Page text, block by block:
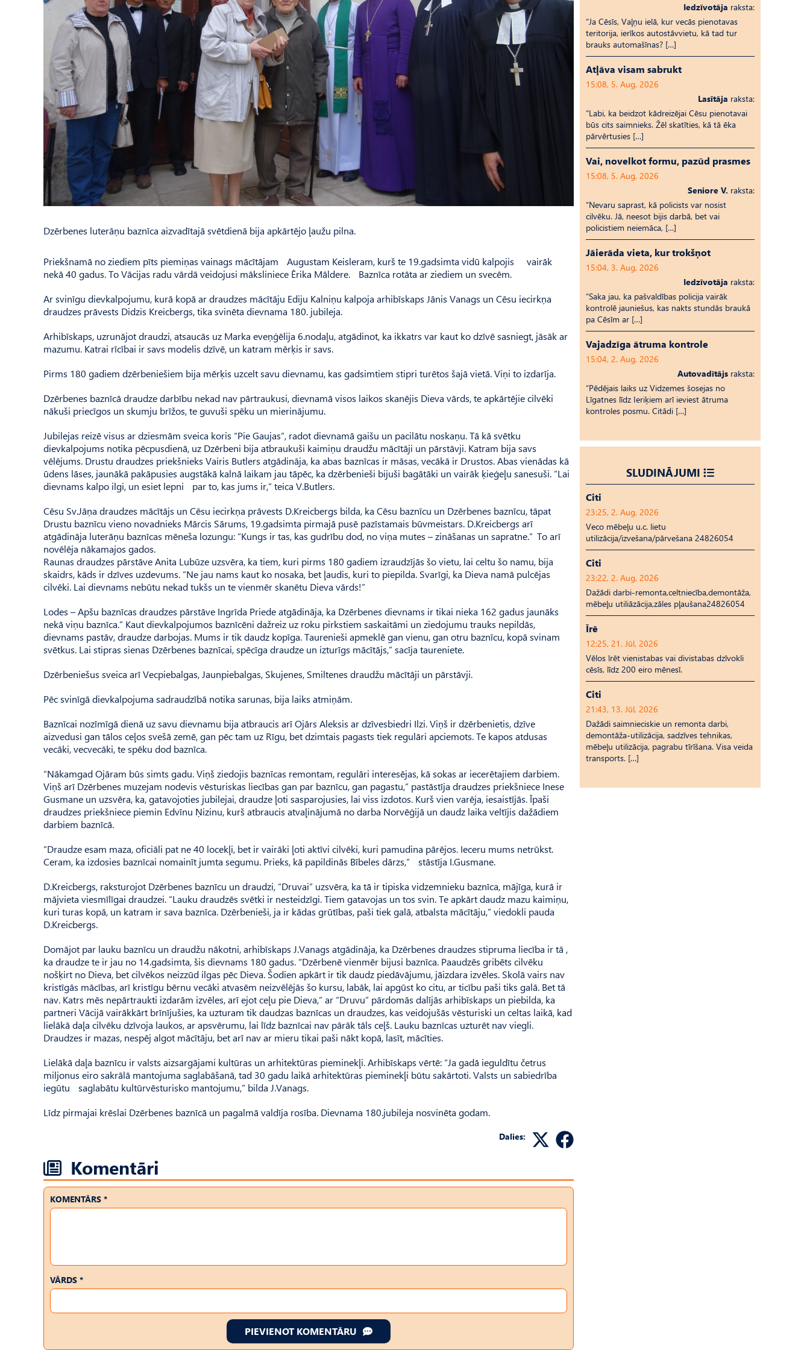
Dzērbenes luterāņu baznīca aizvadītajā svētdienā bija apkārtējo ļaužu pilna.
Priekšnamā no ziediem pīts piemiņas vainags mācītājam Augustam Keisleram, kurš te 19.gadsimta vidū kalpojis vairāk
nekā 40 gadus. To Vācijas radu vārdā veidojusi māksliniece Ērika Māldere. Baznīca rotāta ar ziediem un svecēm.
Ar svinīgu dievkalpojumu, kurā kopā ar draudzes mācītāju Ediju Kalniņu kalpoja arhibīskaps Jānis Vanags un Cēsu iecirkņa
draudzes prāvests Didzis Kreic­bergs, tika svinēta dievnama 180. jubileja.
Arhibīskaps, uzrunājot draudzi, atsaucās uz Marka eveņģēlija 6.nodaļu, atgādinot, ka ikkatrs var kaut ko dzīvē sasniegt, jāsāk ar
mazumu. Katrai rīcībai ir savs modelis dzīvē, un katram mērķis ir savs.
Pirms 180 gadiem dzērbeniešiem bija mērķis uzcelt savu dievnamu, kas gadsimtiem stipri turētos šajā vietā. Viņi to izdarīja.
Dzērbenes baznīcā draudze darbību nekad nav pārtraukusi, dievnamā visos laikos skanējis Dieva vārds, te apkārtējie cilvēki
nākuši priecīgos un skumju brīžos, te guvuši spēku un mierinājumu.
Jubilejas reizē visus ar dziesmām sveica koris “Pie Gaujas”, radot dievnamā gaišu un pacilātu noskaņu. Tā kā svētku
dievkalpojums notika pēcpusdienā, uz Dzērbeni bija atbraukuši kaimiņu draudžu mācītāji un pārstāvji. Katram bija savs
vēlējums. Drustu draudzes priekšnieks Vai­ris Butlers atgādināja, ka abas baznīcas ir māsas, vecākā ir Drustos. Abas vienādas kā
ūdens lāses, jaunākā pakāpusies augstākā kalnā laikam jau tāpēc, ka dzērbenieši bijuši bagātāki un vairāk ķieģeļu sanesuši. “Lai
dievnams kalpo ilgi, un esiet lepni par to, kas jums ir,” teica V.Butlers.
Cēsu Sv.Jāņa draudzes mācītājs un Cēsu iecirkņa prāvests D.Kreicbergs bilda, ka Cēsu baznīcu un Dzērbenes baznīcu, tāpat
Drustu baznīcu vieno novadnieks Mārcis Sārums, 19.gadsimta pirmajā pusē pazīstamais būvmeistars. D.Kreicbergs arī
atgādināja luterāņu baznīcas mēneša lozungu: “Kungs ir tas, kas gudrību dod, no viņa mutes – zināšanas un sapratne.” To arī
novēlēja nākamajos gados.
Raunas draudzes pārstāve Anita Lubūze uzsvēra, ka tiem, kuri pirms 180 gadiem izraudzījās šo vietu, lai celtu šo namu, bija
skaidrs, kāds ir dzīves uzdevums. “Ne jau nams kaut ko nosaka, bet ļaudis, kuri to piepilda. Svarīgi, ka Dieva namā pulcējas
cilvēki. Lai dievnams nebūtu nekad tukšs un te vienmēr skanētu Dieva vārds!”
Lodes – Apšu baznīcas draudzes pārstāve Ingrīda Priede atgādināja, ka Dzērbenes dievnams ir tikai nieka 162 gadus jaunāks
nekā viņu baznīca.” Kaut dievkalpojumos baznīcēni dažreiz uz roku pirkstiem saskaitāmi un ziedojumu trauks nepildās,
dievnams pastāv, draudze darbojas. Mums ir tik daudz kopīga. Taurenieši apmeklē gan vienu, gan otru baznīcu, kopā svinam
svētkus. Lai stipras sienas Dzērbenes baznīcai, spēcīga draudze un izturīgs mācītājs,” sacīja taureniete.
Dzērbeniešus sveica arī Vecpiebalgas, Jaunpiebalgas, Sku­jenes, Smiltenes draudžu mācītāji un pārstāvji.
Pēc svinīgā dievkalpojuma sadraudzībā notika sarunas, bija laiks atmiņām.
Baznīcai nozīmīgā dienā uz savu dievnamu bija atbraucis arī Ojārs Aleksis ar dzīvesbiedri Ilzi. Viņš ir dzērbenietis, dzīve
aizvedusi gan tālos ceļos svešā zemē, gan pēc tam uz Rīgu, bet dzimtais pagasts tiek regulāri apciemots. Te kapos atdusas
vecāki, vecvecāki, te spēku dod baznīca.
“Nākamgad Ojāram būs simts gadu. Viņš ziedojis baznīcas remontam, regulāri interesējas, kā sokas ar iecerētajiem darbiem.
Viņš arī Dzērbenes muzejam nodevis vēsturiskas liecības gan par baznīcu, gan pagastu,” pastāstīja draudzes priekšniece Inese
Gusmane un uzsvēra, ka, gatavojoties jubilejai, draudze ļoti sasparojusies, lai viss izdotos. Kurš vien varēja, iesaistījās. Īpaši
draudzes priekšniece piemin Edvīnu Ņizinu, kurš atbraucis atvaļinājumā no darba Norvēģijā un daudz laika veltījis dažādiem
darbiem baznīcā.
“Draudze esam maza, oficiāli pat ne 40 locekļi, bet ir vairāki ļoti aktīvi cilvēki, kuri pamudina pārējos. Ieceru mums netrūkst.
Ceram, ka izdosies baznīcai nomainīt jumta segumu. Prieks, kā papildinās Bībeles dārzs,” stāstīja I.Gusmane.
D.Kreicbergs, raksturojot Dzērbenes baznīcu un draudzi, “Druvai” uzsvēra, ka tā ir tipiska vidzemnieku baznīca, mājīga, kurā ir
mājvieta viesmīlīgai draudzei. “Lauku draudzēs svētki ir nesteidzīgi. Tiem gatavojas un tos svin. Te apkārt daudz mazu kaimiņu,
kuri turas kopā, un katram ir sava baznīca. Dzērbenieši, ja ir kādas grūtības, paši tiek galā, atbalsta mācītāju,” viedokli pauda
D.Kreicbergs.
Domājot par lauku baznīcu un draudžu nākotni, arhibīskaps J.Vanags atgādināja, ka Dzērbenes draudzes stipruma liecība ir tā ,
ka draudze te ir jau no 14.gadsimta, šis dievnams 180 gadus. “Dzērbenē vienmēr bijusi baznīca. Paaudzēs gribēts cilvēku
nošķirt no Dieva, bet cilvēkos neizzūd ilgas pēc Dieva. Šodien apkārt ir tik daudz piedāvājumu, jāizdara izvēles. Skolā vairs nav
kristīgās mācības, arī kristīgu bērnu vecāki atvasēm neizvēlējās šo kursu, labāk, lai apgūst ko citu, ar ticību paši tiks galā. Bet tā
nav. Katrs mēs nepārtraukti izdarām izvēles, arī ejot ceļu pie Dieva,” ar “Druvu” pārdomās dalījās arhibīskaps un piebilda, ka
partneri Vācijā vairākkārt brīnījušies, ka uzturam tik daudzas baznīcas un draudzes, kas veidojušās vēsturiski un celtas laikā, kad
lielākā daļa cilvēku dzīvoja laukos, ar apsvērumu, lai līdz baznīcai nav pārāk tāls ceļš. Lauku baznīcas uzturēt nav viegli.
Draudzes ir mazas, nespēj algot mācītāju, bet arī nav ar mieru tikai paši nākt kopā, lasīt, mācīties.
Lielākā daļa baznīcu ir valsts aizsargājami kultūras un arhitektūras pieminekļi. Arhibīskaps vērtē: “Ja gadā ieguldītu četrus
miljonus eiro sakrālā mantojuma saglabāšanā, tad 30 gadu laikā arhitektūras pieminekļi būtu sakārtoti. Valsts un sabiedrība
iegūtu saglabātu kultūrvēsturisko mantojumu,” bilda J.Vanags.
Līdz pirmajai krēslai Dzērbenes baznīcā un pagalmā valdīja rosība. Dievnama 180.jubileja nosvinēta godam.
Dalies:
Komentāri
KOMENTĀRS *
VĀRDS *
PIEVIENOT KOMENTĀRU
Iedzīvotāja raksta:
“Ja Cēsīs, Vaļņu ielā, kur vecās pienotavas
teritorija, ierīkos autostāvvietu, kā tad tur
brauks automašīnas? […]
Atļāva visam sabrukt
15:08, 5. Aug, 2026
Lasītāja raksta:
“Labi, ka beidzot kādreizējai Cēsu pienotavai
būs cits saimnieks. Žēl skatīties, kā tā ēka
pārvērtusies […]
Vai, novelkot formu, pazūd prasmes
15:08, 5. Aug, 2026
Seniore V. raksta:
“Nevaru saprast, kā policists var nosist
cilvēku. Jā, neesot bijis darbā, bet vai
policistiem neiemāca, […]
Jāierāda vieta, kur trokšņot
15:04, 3. Aug, 2026
Iedzīvotāja raksta:
“Saka jau, ka pašvaldības policija vairāk
kontrolē jauniešus, kas nakts stundās braukā
pa Cēsīm ar […]
Vajadzīga ātruma kontrole
15:04, 2. Aug, 2026
Autovadītājs raksta:
“Pēdējais laiks uz Vid­ze­mes šosejas no
Līgatnes līdz Ieriķiem arī ieviest ātruma
kontroles posmu. Citādi […]
SLUDINĀJUMI
Citi
23:25, 2. Aug, 2026
Veco mēbeļu u.c. lietu
utilizācija/izvešana/pārvešana 24826054
Citi
23:22, 2. Aug, 2026
Dažādi darbi-remonta,celtniecība,demontāža,
mēbeļu utiliāzācija,zāles pļaušana24826054
Īrē
12:25, 21. Jūl, 2026
Vēlos īrēt vienistabas vai divistabas dzīvokli
cēsīs, līdz 200 eiro mēnesī.
Citi
21:43, 13. Jūl, 2026
Dažādi saimnieciskie un remonta darbi,
demontāža-utilizācija, sadzīves tehnikas,
mēbeļu utilizācija, pagrabu tīrīšana. Visa veida
transports. […]